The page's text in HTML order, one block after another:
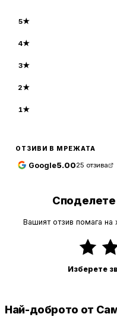
5★
4★
3★
2★
1★
ОТЗИВИ В МРЕЖАТА
Google5.0025 отзива
Споделете
Вашият отзив помага
Изберете
Най-доброто от